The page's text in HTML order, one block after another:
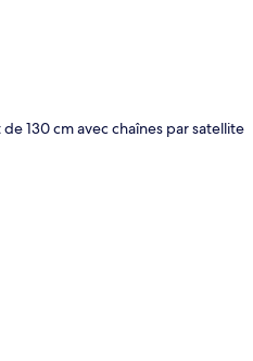
130 cm avec chaînes par satellite